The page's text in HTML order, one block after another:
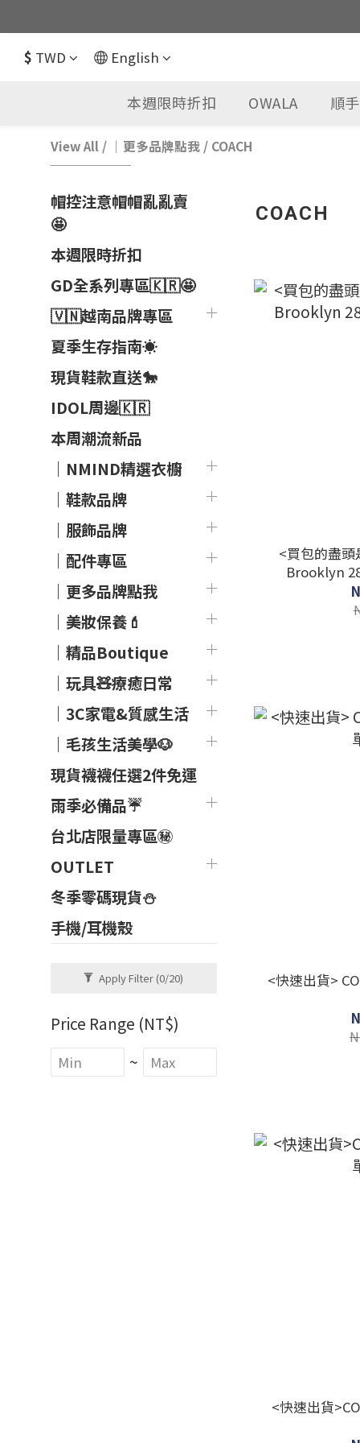
$ TWD English
本週限時折扣 OWALA 順
View All / ｜更多品牌點我 / COACH
帽控注意帽帽亂亂賣
🤩
本週限時折扣
GD全系列專區🇰🇷🤩
🇻🇳越南品牌專區
夏季生存指南☀️
現貨鞋款直送🐎
IDOL周邊🇰🇷
本周潮流新品
｜NMIND精選衣櫥
｜鞋款品牌
｜服飾品牌
｜配件專區
｜更多品牌點我
｜美妝保養💄
｜精品Boutique
｜玩具🧸療癒日常
｜3C家電&質感生活
｜毛孩生活美學🐶
現貨襪襪任選2件免運
雨季必備品☔
台北店限量專區㊙
OUTLET
冬季零碼現貨⛄
手機/耳機殼
Apply Filter (0/20)
Price Range (NT$)
~
COACH
<買包的盡頭
Brooklyn
<快速出貨>
<快速出貨